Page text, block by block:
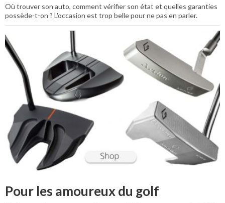
Où trouver son auto, comment vérifier son état et quelles garanties
possède-t-on ? L'occasion est trop belle pour ne pas en parler.
Pour les amoureux du golf